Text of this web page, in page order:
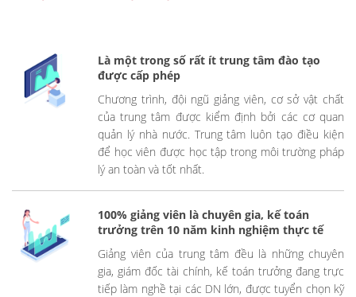
Là một trong số rất ít trung tâm đào tạo
được cấp phép
Chương trình, đội ngũ giảng viên, cơ sở vật chất
của trung tâm được kiểm định bởi các cơ quan
quản lý nhà nước. Trung tâm luôn tạo điều kiện
để học viên được học tập trong môi trường pháp
lý an toàn và tốt nhất.
100% giảng viên là chuyên gia, kế toán
trưởng trên 10 năm kinh nghiệm thực tế
Giảng viên của trung tâm đều là những chuyên
gia, giám đốc tài chính, kế toán trưởng đang trực
tiếp làm nghề tại các DN lớn, được tuyển chọn kỹ